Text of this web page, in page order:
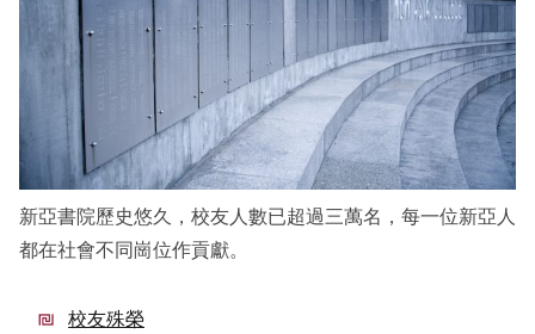
新亞書院歷史悠久，校友人數已超過三萬名，每一位新亞人
都在社會不同崗位作貢獻。
校友殊榮